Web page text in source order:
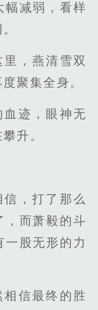
幅减弱，看样
，燕清雪双
聚集全身。
迹，眼神无
升。
，打了那么
，而萧毅的斗
股无形的力
信最终的胜